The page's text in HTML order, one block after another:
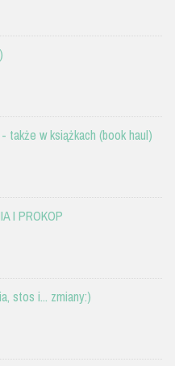
także w książkach (book haul)
I PROKOP
stos i... zmiany:)